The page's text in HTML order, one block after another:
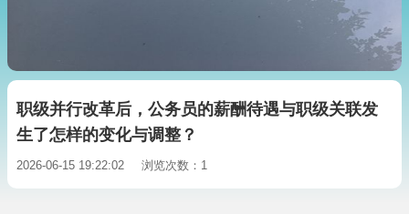
职级并行改革后，公务员的薪酬待遇与职级关联发
生了怎样的变化与调整？
2026-06-15 19:22:02 浏览次数：1